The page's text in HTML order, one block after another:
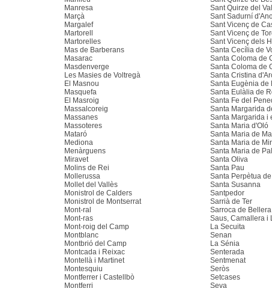
Manresa
Marçà
Margalef
Martorell
Martorelles
Mas de Barberans
Masarac
Masdenverge
Les Masies de Voltregà
El Masnou
Masquefa
El Masroig
Massalcoreig
Massanes
Massoteres
Mataró
Mediona
Menàrguens
Miravet
Molins de Rei
Mollerussa
Mollet del Vallès
Monistrol de Calders
Monistrol de Montserrat
Mont-ral
Mont-ras
Mont-roig del Camp
Montblanc
Montbrió del Camp
Montcada i Reixac
Montellà i Martinet
Montesquiu
Montferrer i Castellbò
Montferri
Sant Quirze del
Sant Sadurní
Sant Vicenç de
Sant Vicenç de
Sant Vicenç dels
Santa Cecília de
Santa Coloma de
Santa Coloma de
Santa Cristina
Santa Eugènia de
Santa Eulàlia de
Santa Fe del
Santa Margarida
Santa Margarida i
Santa Maria d'Oló
Santa Maria de
Santa Maria de
Santa Maria de
Santa Oliva
Santa Pau
Santa Perpètua
Santa Susanna
Santpedor
Sarrià de Ter
Sarroca de Bellera
Saus, Camallera i
La Secuita
Senan
La Sénia
Senterada
Sentmenat
Seròs
Setcases
Seva